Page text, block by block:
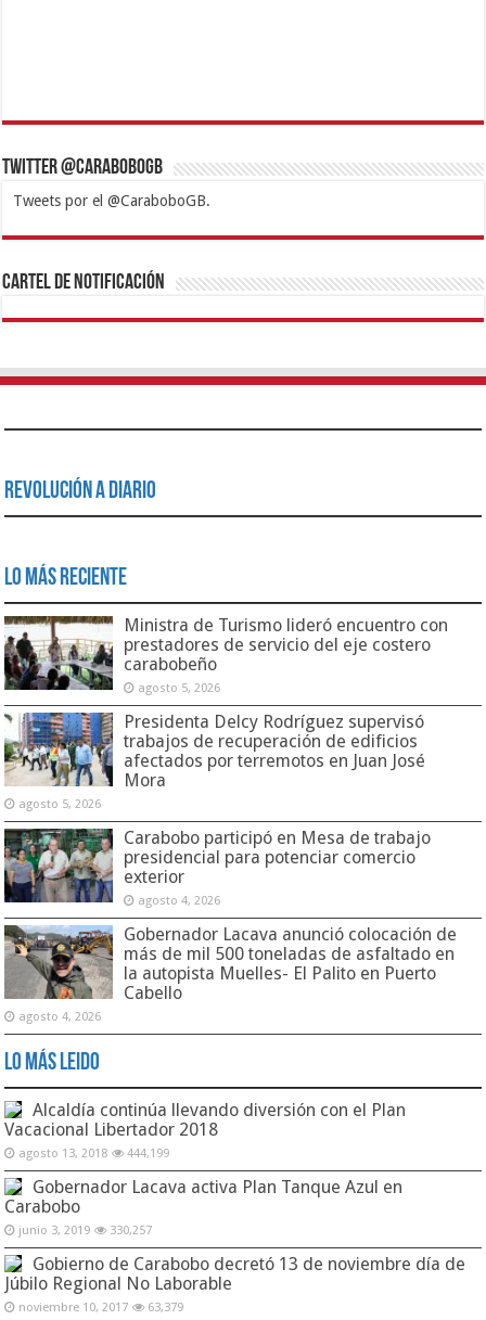
Twitter @CaraboboGB
Tweets por el @CaraboboGB.
1xbetBetturkeyBetistKralbetSupertotobetTipobetMatadorbetMariobet
https://mvbcasino.com/
Cartel de Notificación
Revolución a Diario
Lo Más Reciente
Ministra de Turismo lideró encuentro con
prestadores de servicio del eje costero
carabobeño
agosto 5, 2026
Presidenta Delcy Rodríguez supervisó
trabajos de recuperación de edificios
afectados por terremotos en Juan José
Mora
agosto 5, 2026
Carabobo participó en Mesa de trabajo
presidencial para potenciar comercio
exterior
agosto 4, 2026
Gobernador Lacava anunció colocación de
más de mil 500 toneladas de asfaltado en
la autopista Muelles- El Palito en Puerto
Cabello
agosto 4, 2026
Lo Más Leido
Alcaldía continúa llevando diversión con el Plan
Vacacional Libertador 2018
agosto 13, 2018 444,199
Gobernador Lacava activa Plan Tanque Azul en
Carabobo
junio 3, 2019 330,257
Gobierno de Carabobo decretó 13 de noviembre día de
Júbilo Regional No Laborable
noviembre 10, 2017 63,379